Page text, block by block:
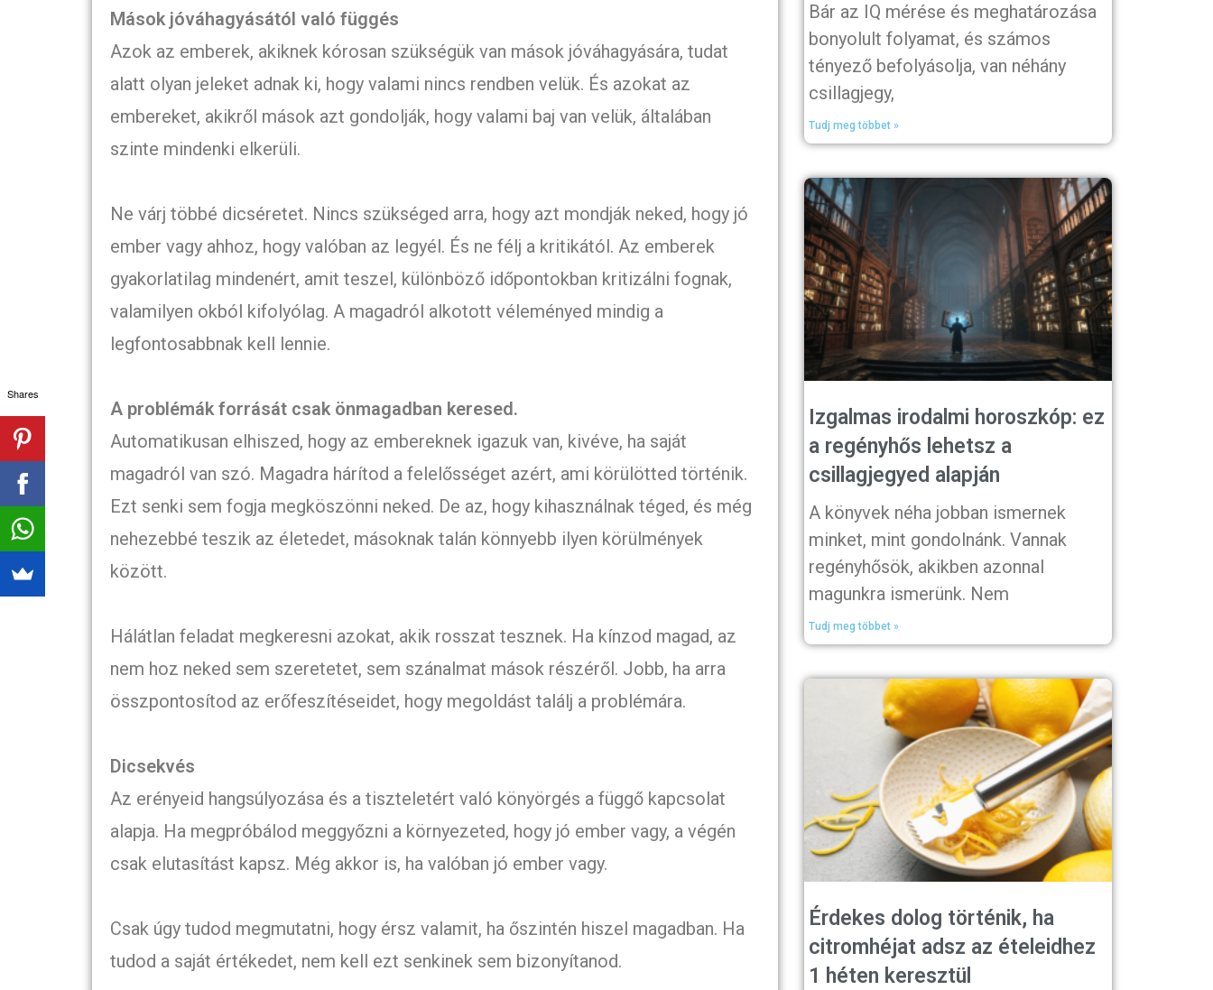
Mások jóváhagyásától való függés
Azok az emberek, akiknek kórosan szükségük van mások jóváhagyására, tudat
alatt olyan jeleket adnak ki, hogy valami nincs rendben velük. És azokat az
embereket, akikről mások azt gondolják, hogy valami baj van velük, általában
szinte mindenki elkerüli.
Ne várj többé dicséretet. Nincs szükséged arra, hogy azt mondják neked, hogy jó
ember vagy ahhoz, hogy valóban az legyél. És ne félj a kritikától. Az emberek
gyakorlatilag mindenért, amit teszel, különböző időpontokban kritizálni fognak,
valamilyen okból kifolyólag. A magadról alkotott véleményed mindig a
legfontosabbnak kell lennie.
A problémák forrását csak önmagadban keresed.
Automatikusan elhiszed, hogy az embereknek igazuk van, kivéve, ha saját
magadról van szó. Magadra hárítod a felelősséget azért, ami körülötted történik.
Ezt senki sem fogja megköszönni neked. De az, hogy kihasználnak téged, és még
nehezebbé teszik az életedet, másoknak talán könnyebb ilyen körülmények
között.
Hálátlan feladat megkeresni azokat, akik rosszat tesznek. Ha kínzod magad, az
nem hoz neked sem szeretetet, sem szánalmat mások részéről. Jobb, ha arra
összpontosítod az erőfeszítéseidet, hogy megoldást találj a problémára.
Dicsekvés
Az erényeid hangsúlyozása és a tiszteletért való könyörgés a függő kapcsolat
alapja. Ha megpróbálod meggyőzni a környezeted, hogy jó ember vagy, a végén
csak elutasítást kapsz. Még akkor is, ha valóban jó ember vagy.
Csak úgy tudod megmutatni, hogy érsz valamit, ha őszintén hiszel magadban. Ha
tudod a saját értékedet, nem kell ezt senkinek sem bizonyítanod.
Bár az IQ mérése és meghatározása
bonyolult folyamat, és számos
tényező befolyásolja, van néhány
csillagjegy,
Tudj meg többet »
Izgalmas irodalmi horoszkóp: ez
a regényhős lehetsz a
csillagjegyed alapján
A könyvek néha jobban ismernek
minket, mint gondolnánk. Vannak
regényhősök, akikben azonnal
magunkra ismerünk. Nem
Tudj meg többet »
Érdekes dolog történik, ha
citromhéjat adsz az ételeidhez
1 héten keresztül
Shares